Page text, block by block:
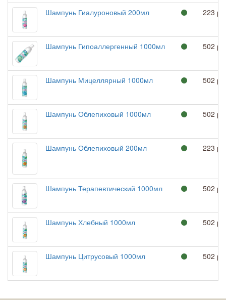
Шампунь Гиалуроновый 200мл 223
Шампунь Гипоаллергенный 1000мл 502
Шампунь Мицеллярный 1000мл 502
Шампунь Облепиховый 1000мл 502
Шампунь Облепиховый 200мл 223
Шампунь Терапевтический 1000мл 502
Шампунь Хлебный 1000мл 502
Шампунь Цитрусовый 1000мл 502